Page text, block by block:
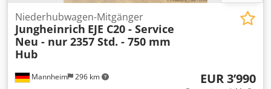
Mannheim 296 km
Niederhubwagen-Mitgänger
Jungheinrich EJE C20 - Service
Neu - nur 2357 Std. - 750 mm
Hub
EUR 3’990